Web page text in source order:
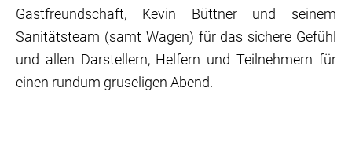
Gastfreundschaft, Kevin Büttner und seinem
Sanitätsteam (samt Wagen) für das sichere Gefühl
und allen Darstellern, Helfern und Teilnehmern für
einen rundum gruseligen Abend.